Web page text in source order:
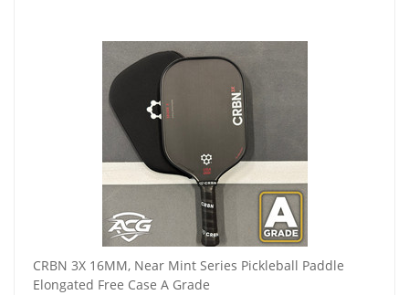
CRBN 3X 16MM, Near Mint Series Pickleball Paddle
Elongated Free Case A Grade